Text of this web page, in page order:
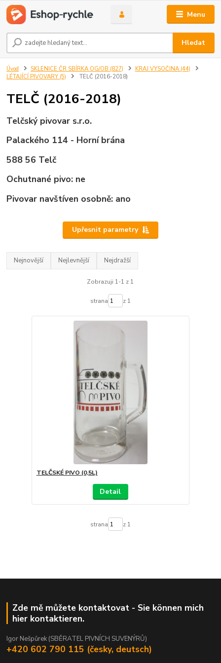
Menu
Hledat
Úvod SKLENICE ČR SBÍRKA OG/OB (827)
KRAJ VYSOČINA (44)
LÉTAJÍCÍ PIVOVARY (5)
TELČ (2016-2018)
TELČ (2016-2018)
Telčský pivovar s.r.o.
Palackého 114 - Horní brána
588 56 Telč
Ochutnané pivo: ne
Pivovar navštíven osobně: ano
Upřesnit parametry
Nejnovější Nejlevnější Nejdražší
Zobrazuji 1-1 z 1
strana z 1
TELČSKÉ PIVO (0,5L)
Detail
strana z 1
Zde mě můžete kontaktovat - Sie können mich
hier kontaktieren.
Igor Nešpůrek (SBĚRATEL PIVNÍCH SUVENÝRŮ)
+420 602 790 115 (česky, deutsch)